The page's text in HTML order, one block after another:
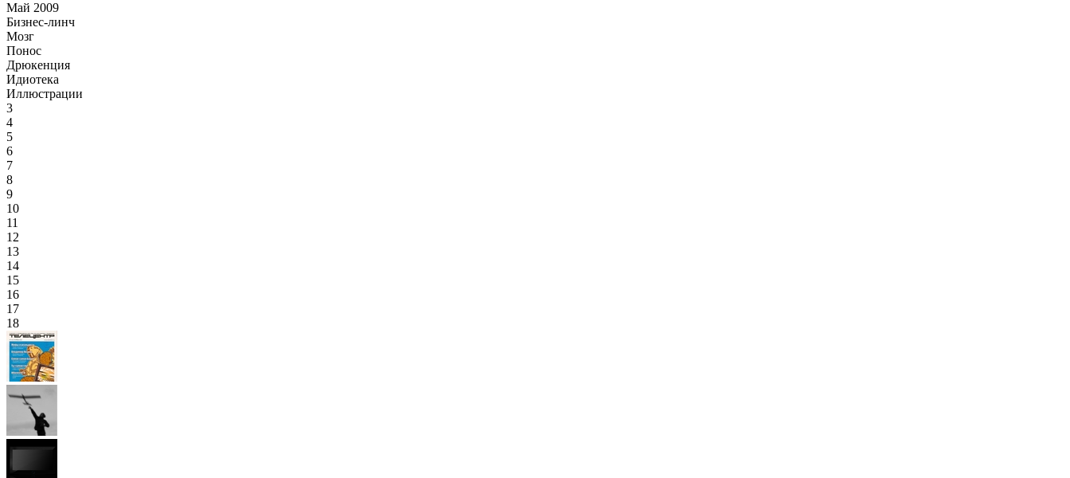
Май 2009
Бизнес-линч
Мозг
Понос
Дрюкенция
Идиотека
Иллюстрации
3
4
5
6
7
8
9
10
11
12
13
14
15
16
17
18